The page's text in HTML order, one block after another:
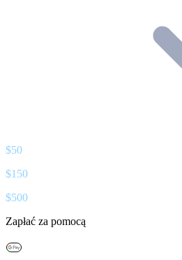
$50
$150
$500
Zapłać za pomocą